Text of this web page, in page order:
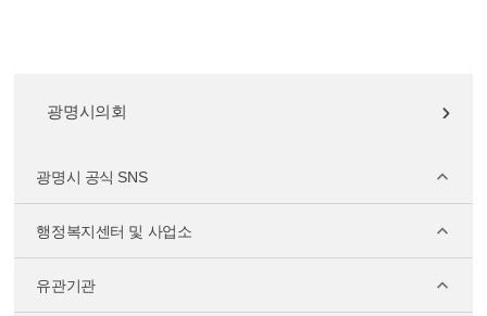
광명시의회
광명시 공식 SNS
행정복지센터 및 사업소
유관기관